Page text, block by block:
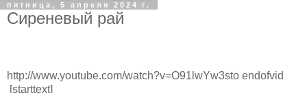
пятница, 5 апреля 2024 г.
Сиреневый рай
http://www.youtube.com/watch?v=O91lwYw3sto endofvid
[starttext]